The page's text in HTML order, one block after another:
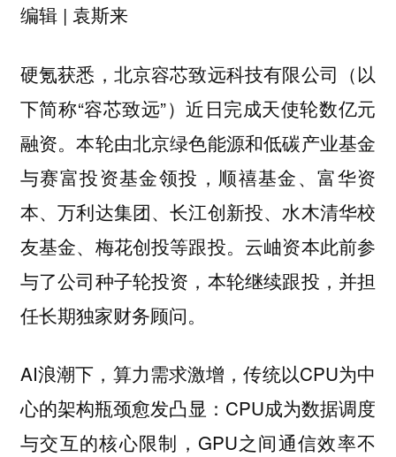
编辑 | 袁斯来
硬氪获悉，北京容芯致远科技有限公司（以
下简称“容芯致远”）近日完成天使轮数亿元
融资。本轮由北京绿色能源和低碳产业基金
与赛富投资基金领投，顺禧基金、富华资
本、万利达集团、长江创新投、水木清华校
友基金、梅花创投等跟投。云岫资本此前参
与了公司种子轮投资，本轮继续跟投，并担
任长期独家财务顾问。
AI浪潮下，算力需求激增，传统以CPU为中
心的架构瓶颈愈发凸显：CPU成为数据调度
与交互的核心限制，GPU之间通信效率不